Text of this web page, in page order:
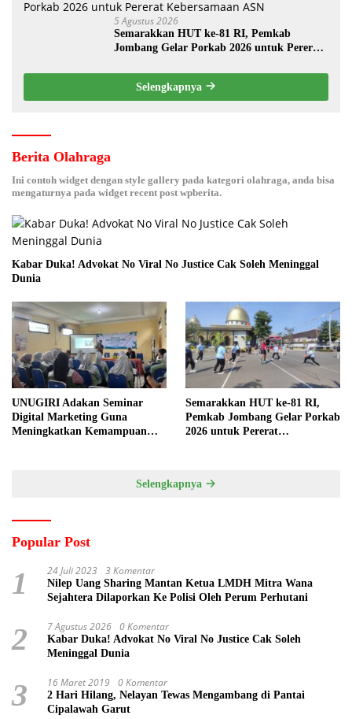
5 Agustus 2026
Semarakkan HUT ke-81 RI, Pemkab
Jombang Gelar Porkab 2026 untuk Pererat
Selengkapnya
Berita Olahraga
Ini contoh widget dengan style gallery pada kategori olahraga, anda bisa
mengaturnya pada widget recent post wpberita.
Kabar Duka! Advokat No Viral No Justice Cak Soleh Meninggal
Dunia
UNUGIRI Adakan Seminar
Digital Marketing Guna
Meningkatkan Kemampuan
Semarakkan HUT ke-81 RI,
Pemkab Jombang Gelar Porkab
2026 untuk Pererat
Selengkapnya
Popular Post
1 24 Juli 2023 3 Komentar
Nilep Uang Sharing Mantan Ketua LMDH Mitra Wana
Sejahtera Dilaporkan Ke Polisi Oleh Perum Perhutani
2 7 Agustus 2026 0 Komentar
Kabar Duka! Advokat No Viral No Justice Cak Soleh
Meninggal Dunia
3 16 Maret 2019 0 Komentar
2 Hari Hilang, Nelayan Tewas Mengambang di Pantai
Cipalawah Garut